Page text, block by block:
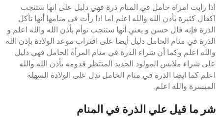
اذا رايت امراة حامل في المنام ذرة فهي دليل على انها ستنجب
اكفال كثيرة بأذن الله والله اعلم اما اذا رأت في منامها أنها تأكل
الذرة فإنه فال حسن و يعني أنها ستنجب توأم بأذن الله والله اعلم و
الذرة في منام الحامل دليل أيضا على اقتراب موعد الولادة بإذن الله
والله اعلم وكما أن شراء الذرة في منام المرأة الحامل فهي دليل
على شراء ملابس المولود الجديد المنتظر قدومه بأذن الله والله
اعلم كما ايضا الذرة في منام الحامل تدل على الولادة السهلة
الميسرة والله اعلم.
شر ما قيل علي الذرة في المنام